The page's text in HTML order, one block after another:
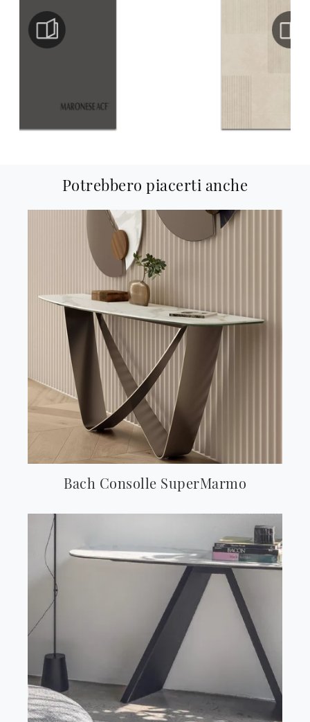
Potrebbero piacerti anche
Bach Consolle SuperMarmo